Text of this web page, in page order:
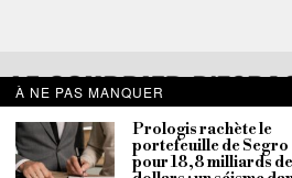
POLITIQUE DE CONFIDENTIALITÉ POLITIQUE DE COOKIES
À NE PAS MANQUER
Prologis rachète le
portefeuille de Segro
pour 18,8 milliards de